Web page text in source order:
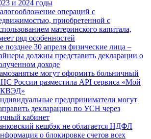
и 2024 годы
операций с
приобретенной с
материнского капитала,
ряд особенностей
позднее 30 апреля физические лица –
должны представить декларации о
доходе
могут оформить больничный
России разместила API сервиса «Мой
предприниматели могут
декларацию по УСН через
кабинет
кешбэк не облагается НДФЛ
о блокировке счетов всех